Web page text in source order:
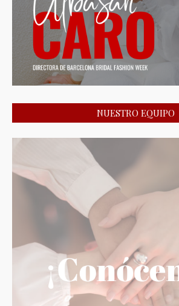
NUESTRO EQUIPO